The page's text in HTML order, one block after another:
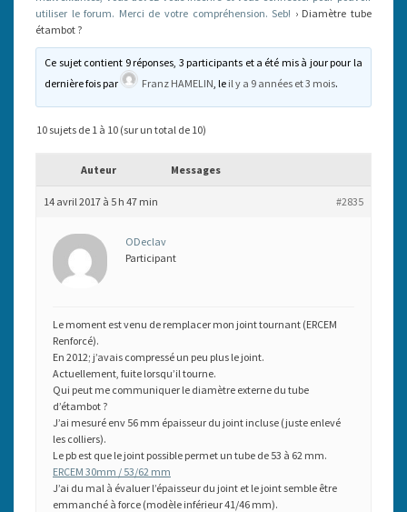
utiliser le forum. Merci de votre compréhension. Seb! › Diamètre tube
étambot ?
Ce sujet contient 9 réponses, 3 participants et a été mis à jour pour la
dernière fois par
Franz HAMELIN , le il y a 9 années et 3 mois.
10 sujets de 1 à 10 (sur un total de 10)
Auteur Messages
14 avril 2017 à 5 h 47 min #2835
ODeclav
Participant
Le moment est venu de remplacer mon joint tournant (ERCEM
Renforcé).
En 2012; j’avais compressé un peu plus le joint.
Actuellement, fuite lorsqu’il tourne.
Qui peut me communiquer le diamètre externe du tube
d’étambot ?
J’ai mesuré env 56 mm épaisseur du joint incluse (juste enlevé
les colliers).
Le pb est que le joint possible permet un tube de 53 à 62 mm.
ERCEM 30mm / 53/62 mm
J’ai du mal à évaluer l’épaisseur du joint et le joint semble être
emmanché à force (modèle inférieur 41/46 mm).